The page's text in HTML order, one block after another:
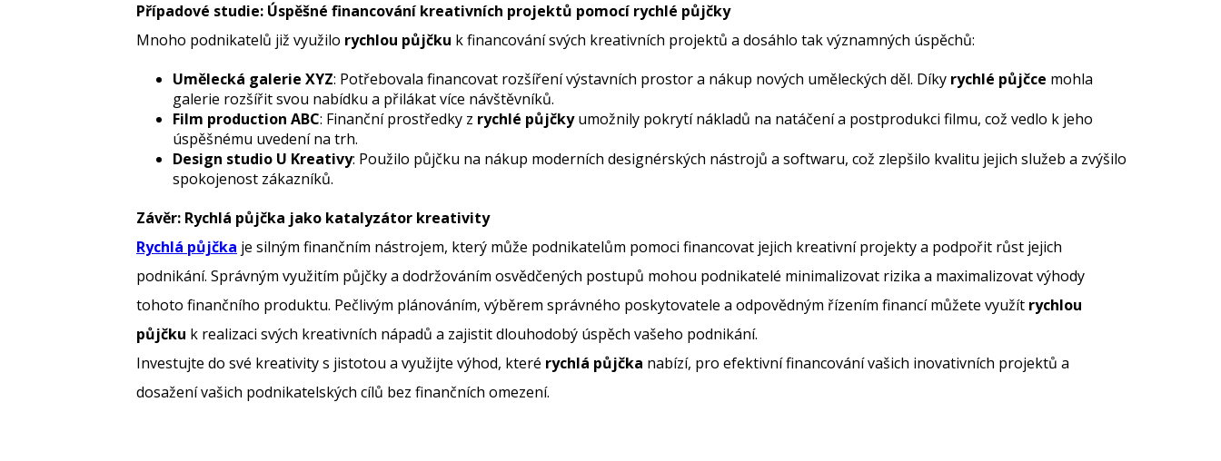
Případové studie: Úspěšné financování kreativních projektů pomocí rychlé půjčky
Mnoho podnikatelů již využilo rychlou půjčku k financování svých kreativních projektů a dosáhlo tak významných úspěchů:
Umělecká galerie XYZ: Potřebovala financovat rozšíření výstavních prostor a nákup nových uměleckých děl. Díky rychlé půjčce mohla
galerie rozšířit svou nabídku a přilákat více návštěvníků.
Film production ABC: Finanční prostředky z rychlé půjčkyumožnily pokrytí nákladů na natáčení a postprodukci filmu, což vedlo k jeho
úspěšnému uvedení na trh.
Design studio U Kreativy: Použilo půjčku na nákup moderních designérských nástrojů a softwaru, což zlepšilo kvalitu jejich služeb a zvýšilo
spokojenost zákazníků.
Závěr: Rychlá půjčka jako katalyzátor kreativity
Rychlá půjčka je silným finančním nástrojem, který může podnikatelům pomoci financovat jejich kreativní projekty a podpořit růst jejich
podnikání. Správným využitím půjčky a dodržováním osvědčených postupů mohou podnikatelé minimalizovat rizika a maximalizovat výhody
tohoto finančního produktu. Pečlivým plánováním, výběrem správného poskytovatele a odpovědným řízením financí můžete využít rychlou
půjčku k realizaci svých kreativních nápadů a zajistit dlouhodobý úspěch vašeho podnikání.
Investujte do své kreativity s jistotou a využijte výhod, které rychlá půjčka nabízí, pro efektivní financování vašich inovativních projektů a
dosažení vašich podnikatelských cílů bez finančních omezení.